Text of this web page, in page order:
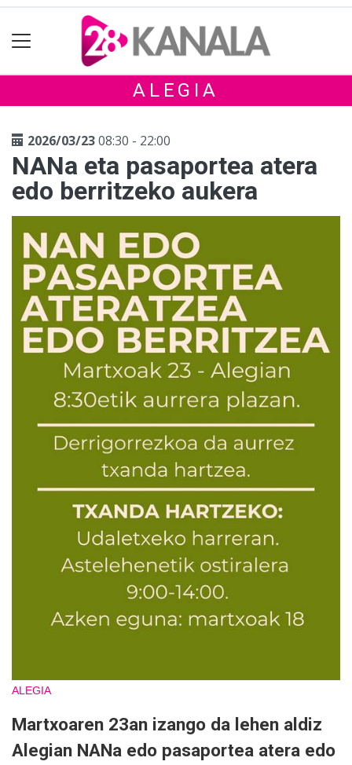
ALEGIA
2026/03/2308:30 - 22:00
NANa eta pasaportea atera
edo berritzeko aukera
ALEGIA
Martxoaren 23an izango da lehen aldiz
Alegian NANa edo pasaportea atera edo